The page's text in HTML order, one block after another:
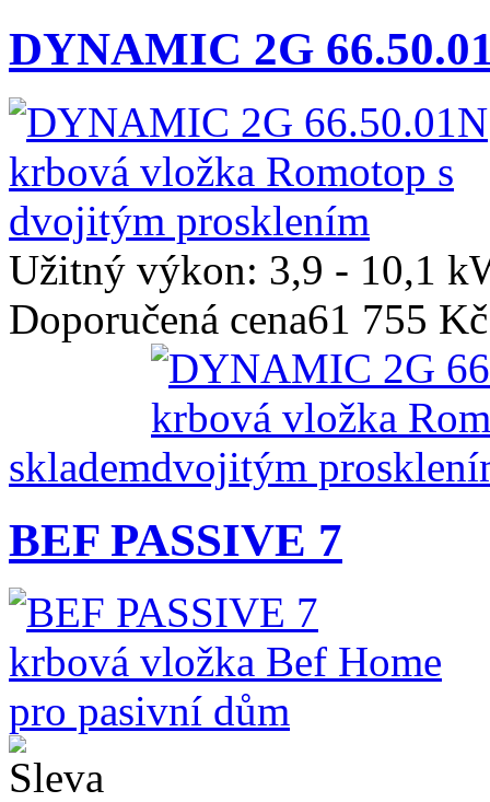
DYNAMIC 2G
Užitný výkon: 3,9 - 10,1
Doporučená cena61 755 Kč
skladem
BEF PASSIVE 7